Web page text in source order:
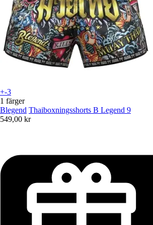
+-3
1 färger
Blegend Thaiboxningsshorts B Legend 9
549,00 kr